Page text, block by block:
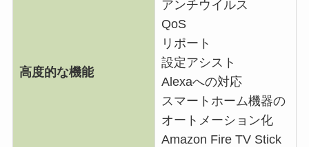
高度的な機能
アンチウイルス
QoS
リポート
設定アシスト
Alexaへの対応
スマートホーム機器の
オートメーション化
Amazon Fire TV Stick